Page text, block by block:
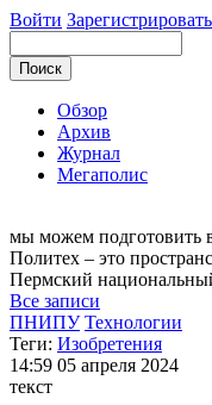
Войти
Обзор
Архив
Журнал
Мегаполис
мы можем подготовить
Политех – это
Пермский
Все записи
ПНИПУ Технологии
Теги: Изобретения
14:59 05 апреля 2024
текст